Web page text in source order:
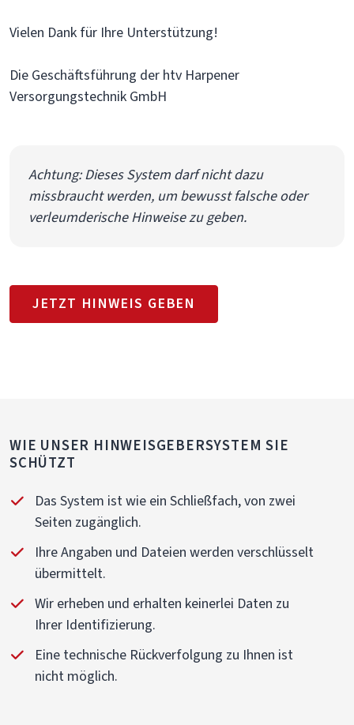
Vielen Dank für Ihre Unterstützung!
Die Geschäftsführung der htv Harpener
Versorgungstechnik GmbH
Achtung: Dieses System darf nicht dazu
missbraucht werden, um bewusst falsche oder
verleumderische Hinweise zu geben.
JETZT HINWEIS GEBEN
WIE UNSER HINWEISGEBERSYSTEM SIE
SCHÜTZT
Das System ist wie ein Schließfach, von zwei
Seiten zugänglich.
Ihre Angaben und Dateien werden verschlüsselt
übermittelt.
Wir erheben und erhalten keinerlei Daten zu
Ihrer Identifizierung.
Eine technische Rückverfolgung zu Ihnen ist
nicht möglich.